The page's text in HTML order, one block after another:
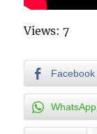
Views: 7
Facebook
WhatsApp